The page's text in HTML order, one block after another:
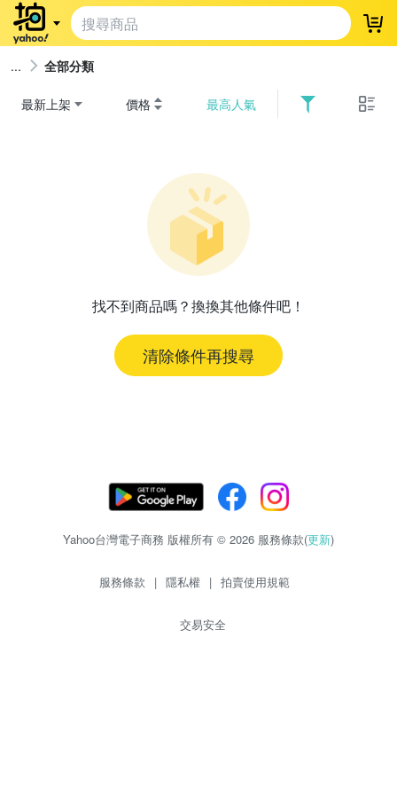
登
全部分類
最新上架 價格 最高人氣
找不到商品嗎？換換其他條件吧！
清除條件再搜尋
Yahoo台灣電子商務 版權所有 © 2026 服務條款(更新)
服務條款 | 隱私權 | 拍賣使用規範
交易安全